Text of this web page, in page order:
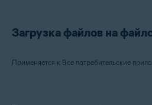
Загрузка файлов на